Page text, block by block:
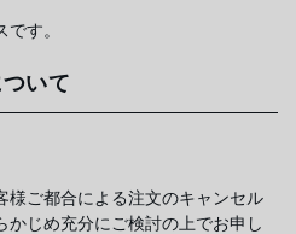
す。
いて
様ご都合による注文のキャンセル
かじめ充分にご検討の上でお申し